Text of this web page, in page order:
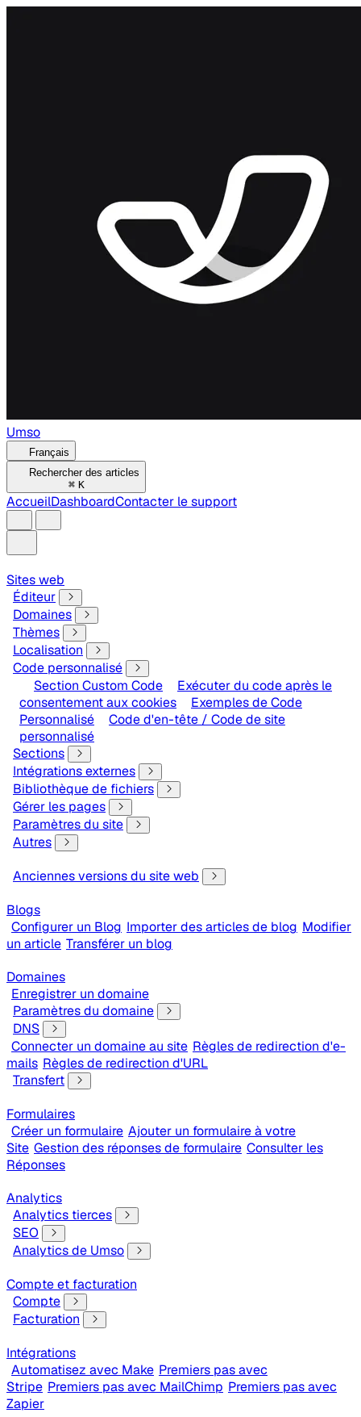
Umso
Français
Rechercher des articles
⌘ K
AccueilDashboardContacter le support
Sites web
Éditeur
Domaines
Thèmes
Localisation
Code personnalisé
Section Custom Code
Exécuter du code après le
consentement aux cookies
Exemples de Code
Personnalisé
Code d'en-tête / Code de site
personnalisé
Sections
Intégrations externes
Bibliothèque de fichiers
Gérer les pages
Paramètres du site
Autres
Anciennes versions du site web
Blogs
Configurer un Blog Importer des articles de blog Modifier
un article Transférer un blog
Domaines
Enregistrer un domaine
Paramètres du domaine
DNS
Connecter un domaine au site Règles de redirection d'e-
mails Règles de redirection d'URL
Transfert
Formulaires
Créer un formulaire Ajouter un formulaire à votre
Site Gestion des réponses de formulaire Consulter les
Réponses
Analytics
Analytics tierces
SEO
Analytics de Umso
Compte et facturation
Compte
Facturation
Intégrations
Automatisez avec Make Premiers pas avec
Stripe Premiers pas avec MailChimp Premiers pas avec
Zapier